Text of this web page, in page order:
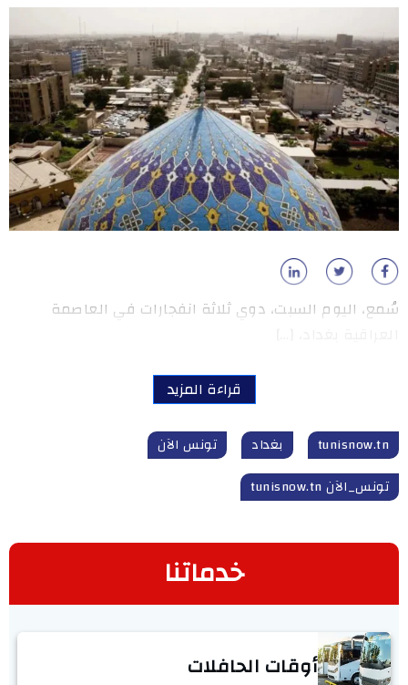
سُمع، اليوم السبت، دوي ثلاثة انفجارات في العاصمة
قراءة المزيد
tunisnow.tn بغداد
تونس الآن
تونس_الآن tunisnow.tn
خدماتنا
أوقات الحافلات